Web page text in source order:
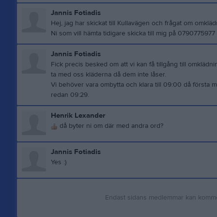
Jannis Fotiadis
Hej, jag har skickat till Kullavägen och frågat om
Ni som vill hämta tidigare skicka till mig på 0790775977
Jannis Fotiadis
Fick precis besked om att vi kan få tillgång till
ta med oss kläderna då dem inte låser.
Vi behöver vara ombytta och klara till 09:00 då första
redan 09:29.
Henrik Lexander
då byter ni om där med andra ord?
Jannis Fotiadis
Yes :)
Endast sidans medlemmar kan